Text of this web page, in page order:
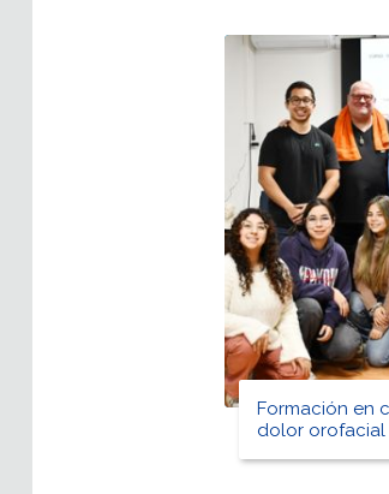
Formación en
dolor orofacial